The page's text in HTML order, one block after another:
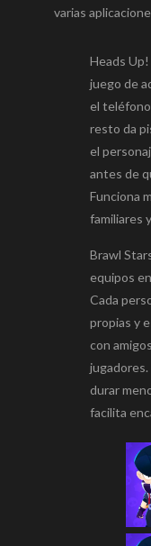
varias
Heads
juego de
el
resto da
el
antes de
Funciona
familiares
Brawl
equipos
Cada
propias y
con
durar
facilita